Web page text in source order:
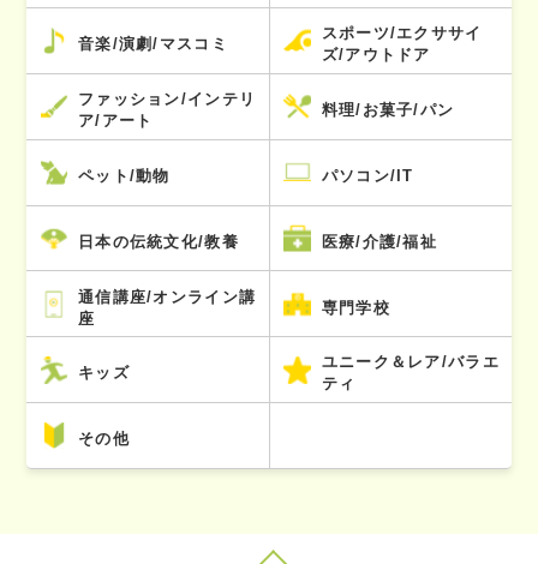
音楽/演劇/マスコミ
スポーツ/エクササイ
ズ/アウトドア
ファッション/インテリ
ア/アート
料理/お菓子/パン
ペット/動物 パソコン/IT
日本の伝統文化/教養 医療/介護/福祉
通信講座/オンライン講
座
専門学校
キッズ
ユニーク＆レア/バラエ
ティ
その他